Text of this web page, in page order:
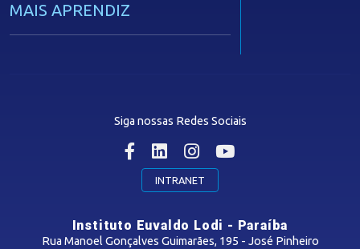
MAIS APRENDIZ
Siga nossas Redes Sociais
INTRANET
Instituto Euvaldo Lodi - Paraíba
Rua Manoel Gonçalves Guimarães, 195 - José Pinheiro